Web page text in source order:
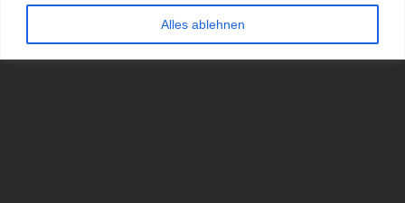
Alles ablehnen